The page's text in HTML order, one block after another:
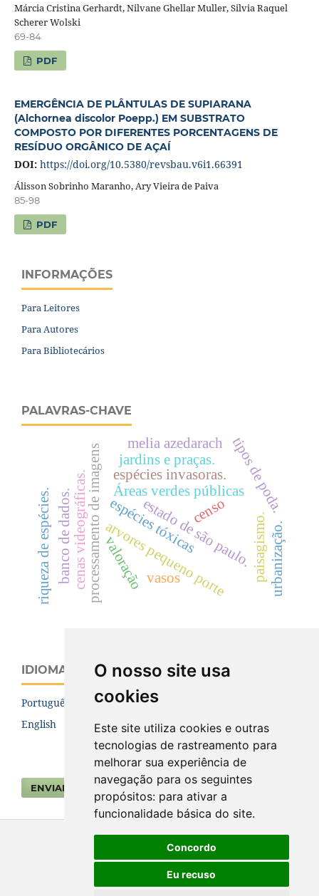
O nosso site usa
cookies
Este site utiliza cookies e outras
tecnologias de rastreamento para
melhorar sua experiência de
navegação para os seguintes
propósitos: para ativar a
funcionalidade básica do site.
Concordo
Eu recuso
Márcia Cristina Gerhardt, Nilvane Ghellar Muller, Silvia Raquel
Scherer Wolski
69-84
PDF
EMERGÊNCIA DE PLÂNTULAS DE SUPIARANA
(Alchornea discolor Poepp.) EM SUBSTRATO
COMPOSTO POR DIFERENTES PORCENTAGENS DE
RESÍDUO ORGÂNICO DE AÇAÍ
DOI: https://doi.org/10.5380/revsbau.v6i1.66391
Álisson Sobrinho Maranho, Ary Vieira de Paiva
85-98
PDF
INFORMAÇÕES
Para Leitores
Para Autores
Para Bibliotecários
PALAVRAS-CHAVE
Áreas verdes públicas
processamento de imagensespécies tóxicas
espécies invasoras.
estado de são paulo.
arvores pequeno porte
tipos de poda.
paisagismo.
cenas videográficas. censo
urbanização.
banco de dados.
riqueza de espécies. valoraçãovasos
jardins e praças.
melia azedarach
IDIOMA
Português (Brasil)
English
ENVIAR SUBMISSÃO